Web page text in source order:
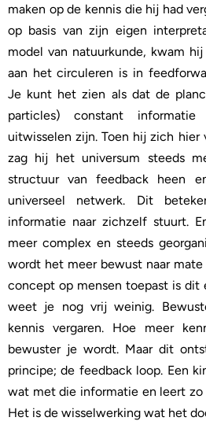
maken op de kennis die hij had
op basis van zijn eigen
model van natuurkunde, kwam
aan het circuleren is in
Je kunt het zien als dat de
particles) constant
uitwisselen zijn. Toen hij zich hier
zag hij het universum steeds
structuur van feedback heen
universeel netwerk. Dit
informatie naar zichzelf stuurt.
meer complex en steeds
wordt het meer bewust naar
concept op mensen toepast is dit
weet je nog vrij weinig.
kennis vergaren. Hoe meer
bewuster je wordt. Maar dit
principe; de feedback loop. Een
wat met die informatie en leert
Het is de wisselwerking wat het